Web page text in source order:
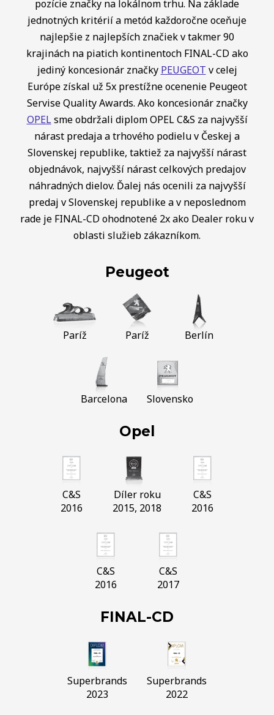
pozície značky na lokálnom trhu. Na základe
jednotných kritérií a metód každoročne oceňuje
najlepšie z najlepších značiek v takmer 90
krajinách na piatich kontinentoch FINAL-CD ako
jediný koncesionár značky PEUGEOT v celej
Európe získal už 5x prestížne ocenenie Peugeot
Servise Quality Awards. Ako koncesionár značky
OPELsme obdržali diplom OPEL C&S za najvyšší
nárast predaja a trhového podielu v Českej a
Slovenskej republike, taktiež za najvyšší nárast
objednávok, najvyšší nárast celkových predajov
náhradných dielov. Ďalej nás ocenili za najvyšší
predaj v Slovenskej republike a v neposlednom
rade je FINAL-CD ohodnotené 2x ako Dealer roku v
oblasti služieb zákazníkom.
Peugeot
Paríž Paríž Berlín
Barcelona Slovensko
Opel
C&S
2016
Díler roku
2015, 2018
C&S
2016
C&S
2016
C&S
2017
FINAL-CD
Superbrands
2023
Superbrands
2022